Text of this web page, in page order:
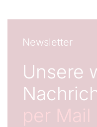
Newsletter
Unsere
per Mail